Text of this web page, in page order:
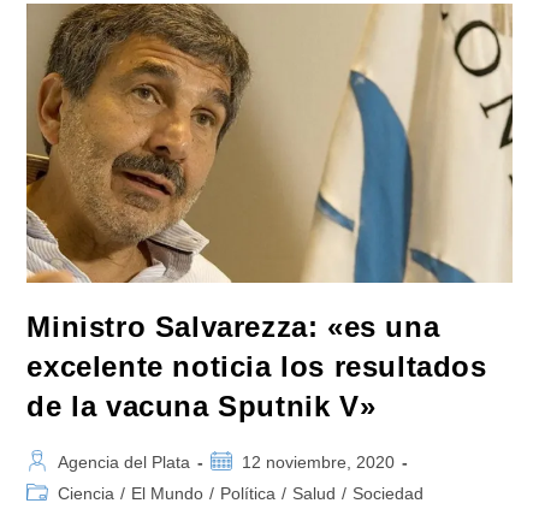
El
Programa
De
Acceso
Al
Espacio»
Que
Había
Sido
Suspendido
Por
El
Gobierno
Anterior
Ministro Salvarezza: «es una
excelente noticia los resultados
de la vacuna Sputnik V»
Autor
de
Agencia del Plata
Publicación
de
12 noviembre, 2020
Categoría
Ciencia / El Mundo / Política / Salud / Sociedad